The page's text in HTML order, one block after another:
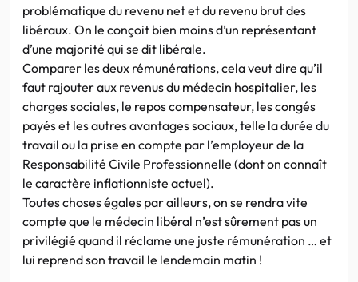
problématique du revenu net et du revenu brut des
libéraux. On le conçoit bien moins d’un représentant
d’une majorité qui se dit libérale.
Comparer les deux rémunérations, cela veut dire qu’il
faut rajouter aux revenus du médecin hospitalier, les
charges sociales, le repos compensateur, les congés
payés et les autres avantages sociaux, telle la durée du
travail ou la prise en compte par l’employeur de la
Responsabilité Civile Professionnelle (dont on connaît
le caractère inflationniste actuel).
Toutes choses égales par ailleurs, on se rendra vite
compte que le médecin libéral n’est sûrement pas un
privilégié quand il réclame une juste rémunération … et
lui reprend son travail le lendemain matin !